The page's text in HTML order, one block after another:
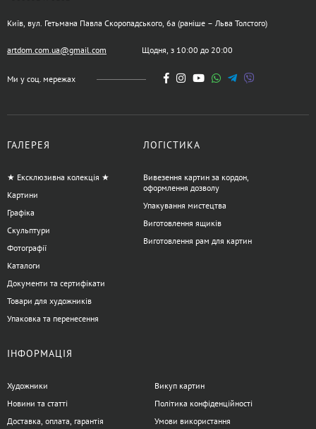
Київ, вул. Гетьмана Павла Скоропадського, 6а (раніше – Льва Толстого)
artdom.com.ua@gmail.com Щодня, з 10:00 до 20:00
Ми у соц. мережах
ГАЛЕРЕЯ
★ Ексклюзивна колекція ★
Картини
Графіка
Скульптури
Фотографії
Каталоги
Документи та сертифікати
Товари для художників
Упаковка та перенесення
ЛОГІСТИКА
Вивезення картин за кордон,
оформлення дозволу
Упакування мистецтва
Виготовлення ящиків
Виготовлення рам для картин
ІНФОРМАЦІЯ
Художники
Новини та статті
Доставка, оплата, гарантія
Викуп картин
Політика конфіденційності
Умови використання